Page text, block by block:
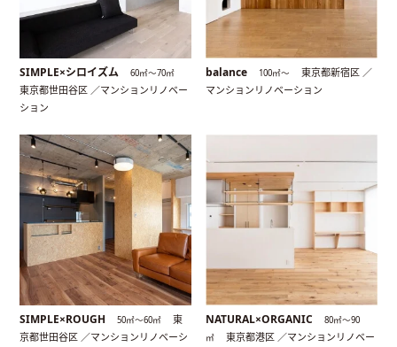
SIMPLE×シロイズム 60㎡〜70㎡
東京都世田谷区 ／マンションリノベー
ション
balance 100㎡〜
東京都新宿区 ／
マンションリノベーション
SIMPLE×ROUGH 50㎡〜60㎡
東
京都世田谷区 ／マンションリノベーシ
NATURAL×ORGANIC
80㎡〜90
㎡
東京都港区 ／マンションリノベー